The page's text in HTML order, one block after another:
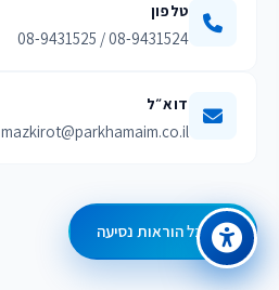
טלפון
08-9431524 / 08-9431525
דוא״ל
mazkirot@parkhamaim.co.il
קבל הוראות נסיעה